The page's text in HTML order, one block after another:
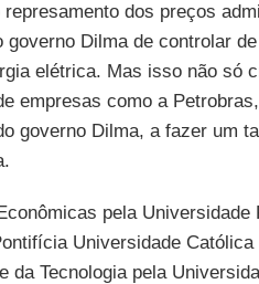
dos preços
Dilma de controlar
elétrica. Mas isso não só
empresas como a
governo Dilma, a fazer um
pela Universidade
Universidade Católica
Tecnologia pela